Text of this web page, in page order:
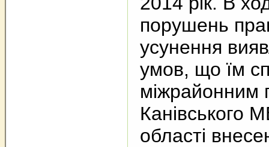
порушень
усунення
умов, що їм
міжрайонним
Канівського
області